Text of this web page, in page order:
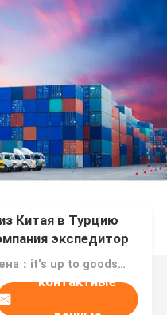
Китая в Турцию
экспедитор
Цена：it's up to goods' weight
контактные